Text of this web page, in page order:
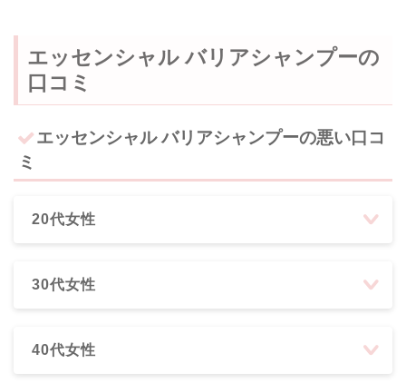
エッセンシャル バリアシャンプーの
口コミ
エッセンシャル バリアシャンプーの悪い口コ
ミ
20代女性
30代女性
40代女性